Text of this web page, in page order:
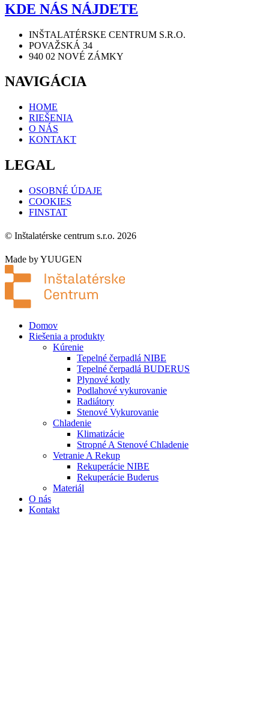
KDE NÁS NÁJDETE
INŠTALATÉRSKE CENTRUM S.R.O.
POVAŽSKÁ 34
940 02 NOVÉ ZÁMKY
NAVIGÁCIA
HOME
RIEŠENIA
O NÁS
KONTAKT
LEGAL
OSOBNÉ ÚDAJE
COOKIES
FINSTAT
© Inštalatérske centrum s.r.o. 2026
Made by YUUGEN
Domov
Riešenia a produkty
Kúrenie
Tepelné čerpadlá NIBE
Tepelné čerpadlá BUDERUS
Plynové kotly
Podlahové vykurovanie
Radiátory
Stenové Vykurovanie
Chladenie
Klimatizácie
Stropné A Stenové Chladenie
Vetranie A Rekup
Rekuperácie NIBE
Rekuperácie Buderus
Materiál
O nás
Kontakt